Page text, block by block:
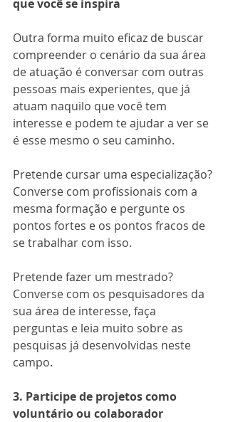
que você se inspira
Outra forma muito eficaz de buscar
compreender o cenário da sua área
de atuação é conversar com outras
pessoas mais experientes, que já
atuam naquilo que você tem
interesse e podem te ajudar a ver se
é esse mesmo o seu caminho.
Pretende cursar uma especialização?
Converse com profissionais com a
mesma formação e pergunte os
pontos fortes e os pontos fracos de
se trabalhar com isso.
Pretende fazer um mestrado?
Converse com os pesquisadores da
sua área de interesse, faça
perguntas e leia muito sobre as
pesquisas já desenvolvidas neste
campo.
3. Participe de projetos como
voluntário ou colaborador